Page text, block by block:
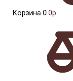
Корзина 0 0р.